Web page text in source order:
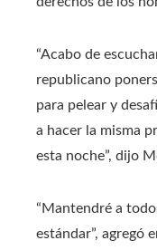
“Acabo de
republicano
para pelear y
a hacer la misma
esta noche”, dijo
“Mantendré a
estándar”, agregó